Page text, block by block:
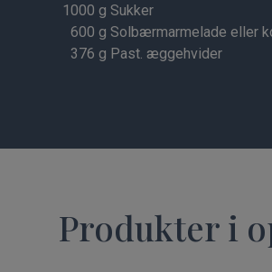
1000 g Sukker
600 g Solbærmarmelade eller
376 g Past. æggehvider
Produkter i